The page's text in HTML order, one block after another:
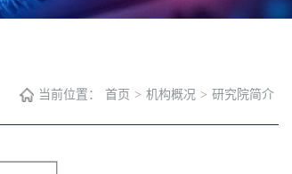
当前位置： 首页 > 机构概况 > 研究院简介